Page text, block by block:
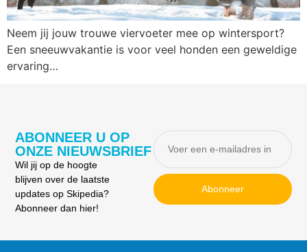
Neem jij jouw trouwe viervoeter mee op wintersport?
Een sneeuwvakantie is voor veel honden een geweldige
ervaring…
ABONNEER U OP
ONZE NIEUWSBRIEF
Wil jij op de hoogte
blijven over de laatste
updates op Skipedia?
Abonneer dan hier!
Abonneer